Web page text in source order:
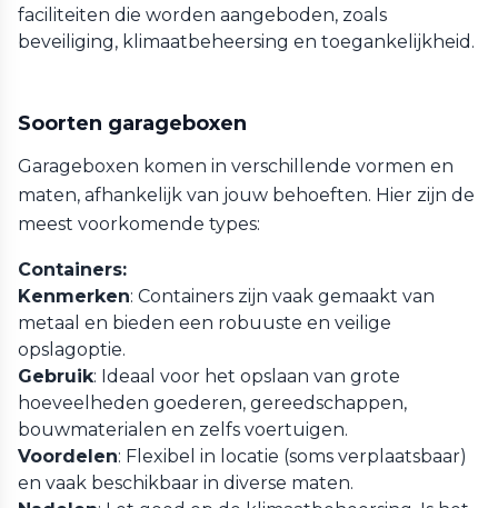
faciliteiten die worden aangeboden, zoals
beveiliging, klimaatbeheersing en toegankelijkheid.
Soorten garageboxen
Garageboxen komen in verschillende vormen en
maten, afhankelijk van jouw behoeften. Hier zijn de
meest voorkomende types:
Containers:
Kenmerken: Containers zijn vaak gemaakt van
metaal en bieden een robuuste en veilige
opslagoptie.
Gebruik: Ideaal voor het opslaan van grote
hoeveelheden goederen, gereedschappen,
bouwmaterialen en zelfs voertuigen.
Voordelen: Flexibel in locatie (soms verplaatsbaar)
en vaak beschikbaar in diverse maten.